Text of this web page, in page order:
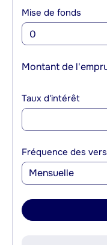
Mise de fonds
Montant de
Taux d'intérêt
Fréquence des
Mensuelle